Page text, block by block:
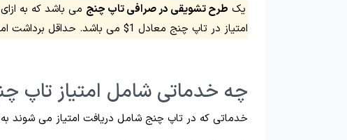
یک طرح تشویقی در صرافی تاپ چنج
امتیاز در تاپ چنج معادل 1$ می باشد. حداقل برداشت امتیاز برابر با 20 امتیاز است.
چه خدماتی شامل امتیاز تاپ
خدماتی که در تاپ چنج شامل دریافت امتیاز می شوند